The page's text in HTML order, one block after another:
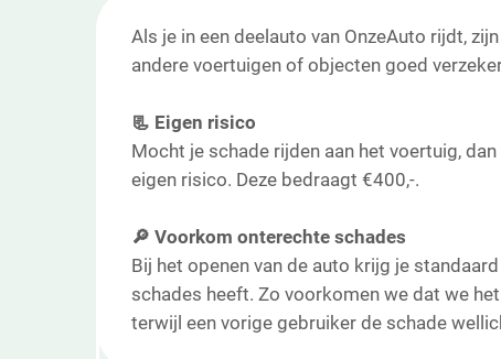
Als je in een deelauto van OnzeAuto rijdt,
andere voertuigen of objecten goed
📃 Eigen risico
Mocht je schade rijden aan het voertuig,
eigen risico. Deze bedraagt €400,-.
🔎‍ Voorkom onterechte schades
Bij het openen van de auto krijg je
schades heeft. Zo voorkomen we dat we
terwijl een vorige gebruiker de schade